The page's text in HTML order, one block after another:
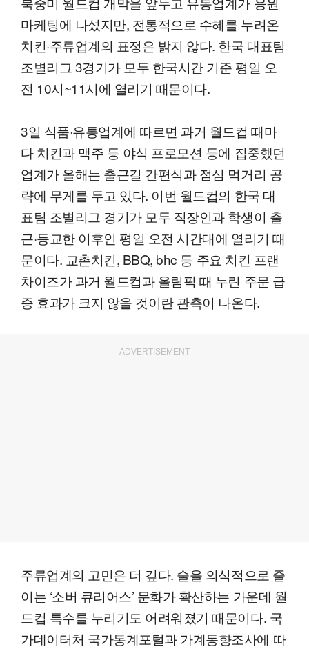
마케팅에 나섰지만, 전통적으로 수혜를 누려온
치킨·주류업계의 표정은 밝지 않다. 한국 대표팀
조별리그 3경기가 모두 한국시간 기준 평일 오
전 10시~11시에 열리기 때문이다.
3일 식품·유통업계에 따르면 과거 월드컵 때마
다 치킨과 맥주 등 야식 프로모션 등에 집중했던
업계가 올해는 출근길 간편식과 점심 먹거리 공
략에 무게를 두고 있다. 이번 월드컵의 한국 대
표팀 조별리그 경기가 모두 직장인과 학생이 출
근·등교한 이후인 평일 오전 시간대에 열리기 때
문이다. 교촌치킨, BBQ, bhc 등 주요 치킨 프랜
차이즈가 과거 월드컵과 올림픽 때 누린 주문 급
증 효과가 크지 않을 것이란 관측이 나온다.
ADVERTISEMENT
주류업계의 고민은 더 깊다. 술을 의식적으로 줄
이는 ‘소버 큐리어스’ 문화가 확산하는 가운데 월
드컵 특수를 누리기도 어려워졌기 때문이다. 국
가데이터처 국가통계포털과 가계동향조사에 따